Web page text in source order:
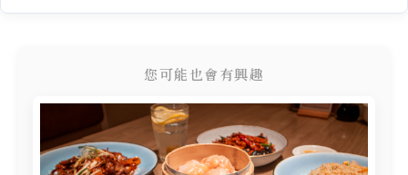
您可能也會有興趣